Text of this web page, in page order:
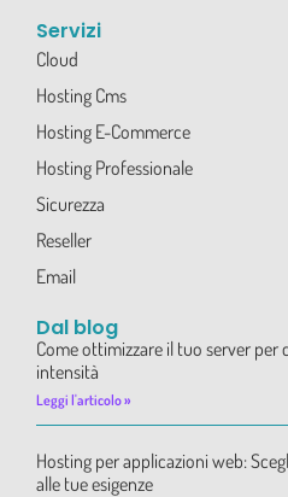
Servizi
Cloud
Hosting Cms
Hosting E-Commerce
Hosting Professionale
Sicurezza
Reseller
Email
Dal blog
Come ottimizzare il tuo server per
intensità
Leggi l'articolo »
Hosting per applicazioni web:
alle tue esigenze